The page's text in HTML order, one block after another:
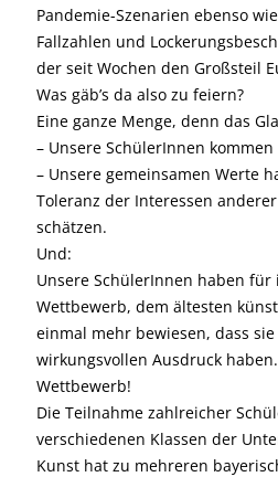
Pandemie-Szenarien ebenso
Fallzahlen und
der seit Wochen den Großsteil
Was gäb’s da also zu feiern?
Eine ganze Menge, denn das
– Unsere SchülerInnen
– Unsere gemeinsamen Werte
Toleranz der Interessen
schätzen.
Und:
Unsere SchülerInnen haben
Wettbewerb, dem ältesten
einmal mehr bewiesen, dass
wirkungsvollen Ausdruck
Wettbewerb!
Die Teilnahme zahlreicher
verschiedenen Klassen der
Kunst hat zu mehreren